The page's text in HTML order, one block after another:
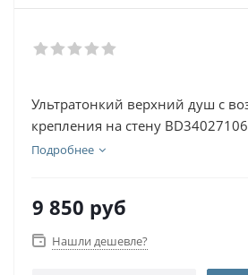
Ультратонкий верхний душ с
крепления на стену BD34027106
Подробнее
9 850 руб
Нашли дешевле?